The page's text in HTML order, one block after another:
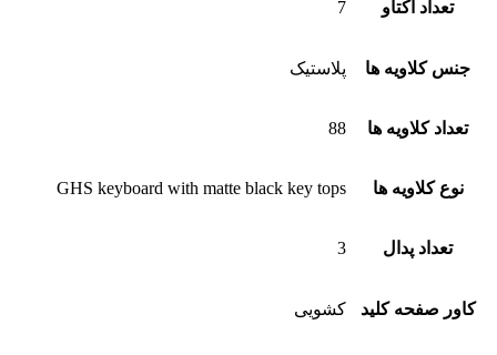
تعداد اکتاو 7
جنس کلاویه ها پلاستیک
تعداد کلاویه ها 88
نوع کلاویه ها GHS keyboard with matte black key tops
تعداد پدال 3
کاور صفحه کلید کشویی